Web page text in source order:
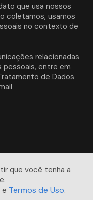
que usa nossos
coletamos, usamos
no contexto de
relacionadas
entre em
de Dados
que você tenha a
e Termos de Uso.